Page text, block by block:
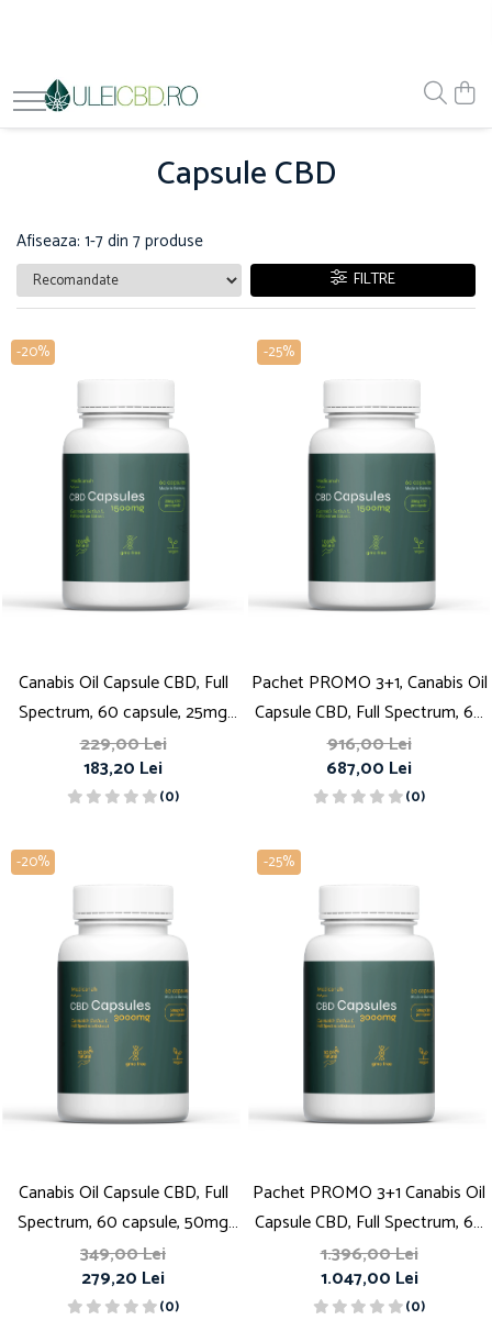
Capsule CBD
Afiseaza: 1-7din 7produse
FILTRE
-20%
Canabis Oil Capsule CBD, Full
Spectrum, 60 capsule, 25mg
(1500mg)
229,00 Lei
183,20 Lei
(0)
-25%
Pachet PROMO 3+1, Canabis Oil
Capsule CBD, Full Spectrum, 60
capsule, 25mg (1500mg)
916,00 Lei
687,00 Lei
(0)
-20%
Canabis Oil Capsule CBD, Full
Spectrum, 60 capsule, 50mg
(3000mg)
349,00 Lei
279,20 Lei
(0)
-25%
Pachet PROMO 3+1 Canabis Oil
Capsule CBD, Full Spectrum, 60
capsule, 50mg (3000mg)
1.396,00 Lei
1.047,00 Lei
(0)